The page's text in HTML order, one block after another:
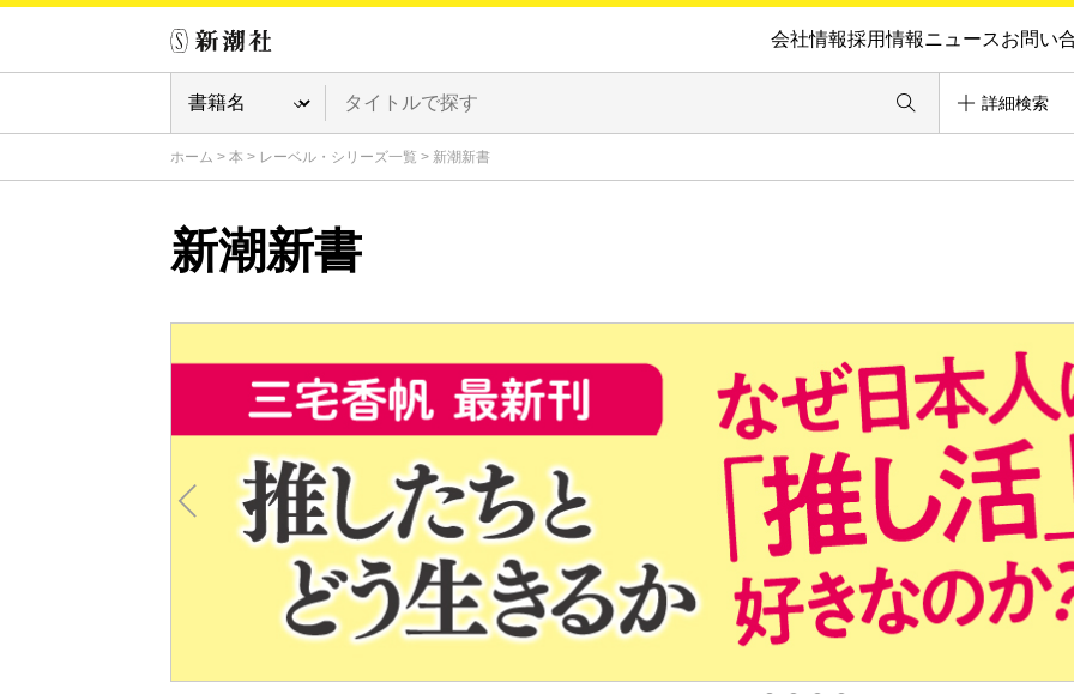
会社情報採用情報ニュースお問い
詳細検索
ホーム > 本 > レーベル・シリーズ一覧 > 新潮新書
新潮新書